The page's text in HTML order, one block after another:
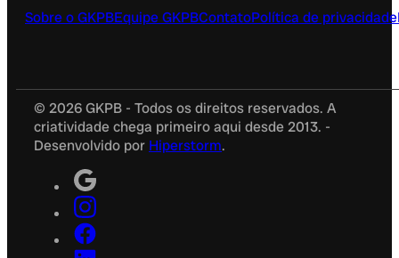
Sobre o GKPBEquipe GKPBContatoPolítica de privacidade
© 2026 GKPB - Todos os direitos reservados. A
criatividade chega primeiro aqui desde 2013. -
Desenvolvido por Hiperstorm.